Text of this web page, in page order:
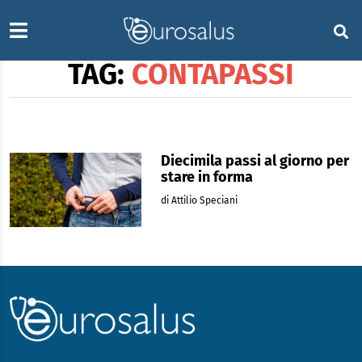
TAG: CONTAPASSI
Diecimila passi al giorno per
stare in forma
di Attilio Speciani